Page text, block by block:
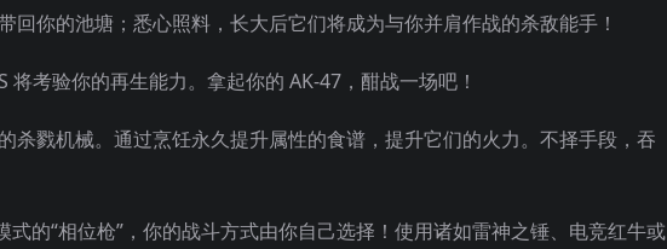
你的池塘；悉心照料，长大后它们将成为与你并肩作战的杀敌能手！
考验你的再生能力。拿起你的 AK-47，酣战一场吧！
杀戮机械。通过烹饪永久提升属性的食谱，提升它们的火力。不择手段，吞
的“相位枪”，你的战斗方式由你自己选择！使用诸如雷神之锤、电竞红牛或